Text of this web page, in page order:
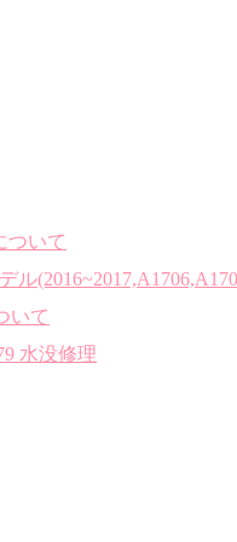
ついて
ル
いて
水没修理